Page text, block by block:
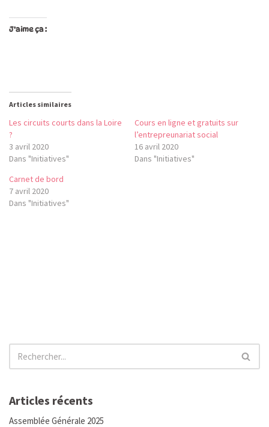
J’aime ça :
Articles similaires
Les circuits courts dans la Loire
?
3 avril 2020
Dans "Initiatives"
Cours en ligne et gratuits sur
l’entrepreunariat social
16 avril 2020
Dans "Initiatives"
Carnet de bord
7 avril 2020
Dans "Initiatives"
Articles récents
Assemblée Générale 2025